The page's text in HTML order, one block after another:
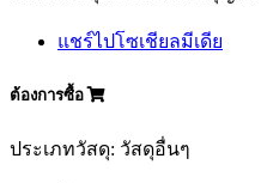
แชร์ไปโซเชียลมีเดีย
ต้องการซื้อ
ประเภทวัสดุ: วัสดุอื่นๆ